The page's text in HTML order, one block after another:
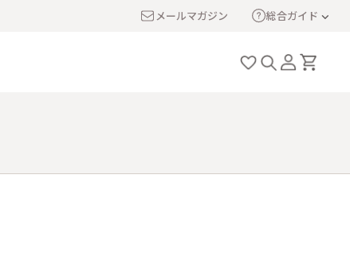
メールマガジン 総合ガイド